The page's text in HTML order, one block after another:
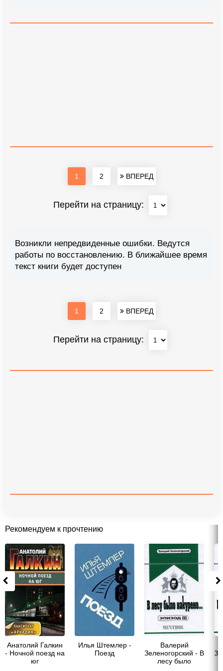
1 2 ВПЕРЕД
Перейти на страницу:
Возникли непредвиденные ошибки. Ведутся
работы по восстановлению. В ближайшее время
текст книги будет доступен
1 2 ВПЕРЕД
Перейти на страницу:
Рекомендуем к прочтению
Анатолий Галкин
- Ночной поезд на
юг
Илья Штемлер -
Поезд
Валерий
Зеленогорский - В
лесу было